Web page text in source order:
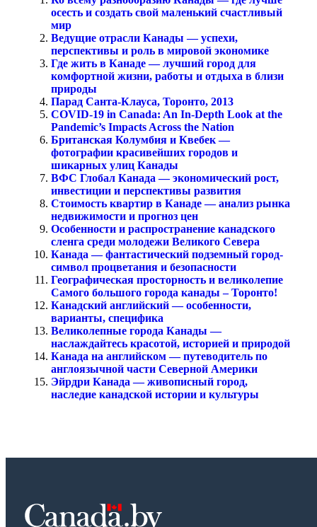
осесть и создать свой маленький счастливый
мир
Ведущие отрасли Канады — успехи,
перспективы и роль в мировой экономике
Где жить в Канаде — лучший город для
комфортной жизни, работы и отдыха в близи
природы
Парад Санта-Клауса, Торонто, 2013
COVID-19 in Canada: An In-Depth Look at the
Pandemic’s Impacts Across the Nation
Британская Колумбия и Квебек —
фотографии красивейших городов и
шикарных улиц Канады
ВФС Глобал Канада — экономический рост,
инвестиции и перспективы развития
Стоимость квартир в Канаде — анализ рынка
недвижимости и прогноз цен
Особенности и распространение канадского
сленга среди молодежи Великого Севера
Канада — фантастический подземный город-
символ процветания и безопасности
Географическая просторность и великолепие
Самого большого города канады – Торонто!
Канадский английский — особенности,
варианты, специфика
Великолепные города Канады —
наслаждайтесь красотой, историей и природой
Канада на английском — путеводитель по
англоязычной части Северной Америки
Эйрдри Канада — живописный город,
наследие канадской истории и культуры